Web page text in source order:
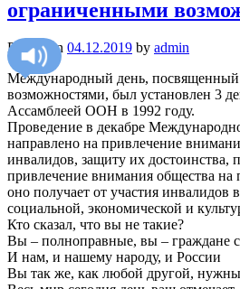
ограниченными
Posted on 04.12.2019 by admin
Международный день,
возможностями, был установлен 3
Ассамблеей ООН в 1992 году.
Проведение в декабре
направлено на привлечение
инвалидов, защиту их достоинства,
привлечение внимания общества на
оно получает от участия инвалидов
социальной, экономической и
Кто сказал, что вы не такие?
Вы – полноправные, вы – граждане
И нам, и нашему народу, и России
Вы так же, как любой другой,